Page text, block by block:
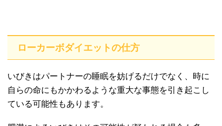
ローカーボダイエットの仕方
いびきはパートナーの睡眠を妨げるだけでなく、時に
自らの命にもかかわるような重大な事態を引き起こし
ている可能性もあります。